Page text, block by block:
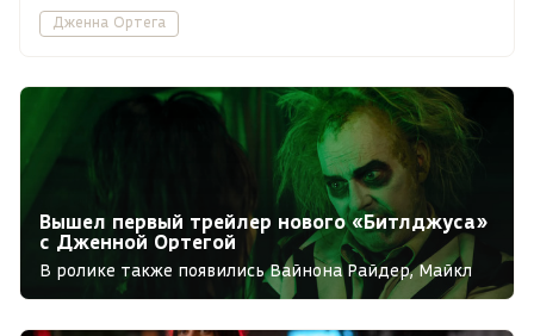
Дженна Ортега
Вышел первый трейлер нового «Битлджуса»
с Дженной Ортегой
В ролике также появились Вайнона Райдер, Майкл
Китон и Моника Беллуччи.